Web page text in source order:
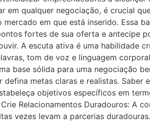
em qualquer negociação, é crucial
mercado em que está inserido. Essa
fortes de sua oferta e antecipe
A escuta ativa é uma habilidade
tom de voz e linguagem
base sólida para uma negociação
defina metas claras e realistas.
objetivos específicos em
Crie Relacionamentos Duradouros: A
vezes levam a parcerias